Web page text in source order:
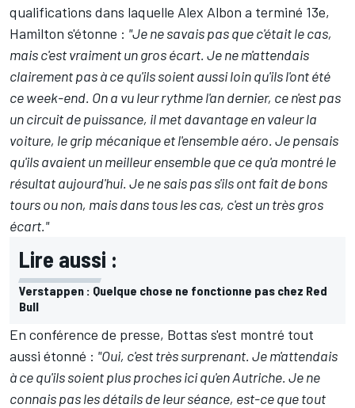
qualifications dans laquelle Alex Albon a terminé 13e,
Hamilton s'étonne : "Je ne savais pas que c'était le cas,
mais c'est vraiment un gros écart. Je ne m'attendais
clairement pas à ce qu'ils soient aussi loin qu'ils l'ont été
ce week-end. On a vu leur rythme l'an dernier, ce n'est pas
un circuit de puissance, il met davantage en valeur la
voiture, le grip mécanique et l'ensemble aéro. Je pensais
qu'ils avaient un meilleur ensemble que ce qu'a montré le
résultat aujourd'hui. Je ne sais pas s'ils ont fait de bons
tours ou non, mais dans tous les cas, c'est un très gros
écart."
Lire aussi :
Verstappen : Quelque chose ne fonctionne pas chez Red
Bull
En conférence de presse, Bottas s'est montré tout
aussi étonné : "Oui, c'est très surprenant. Je m'attendais
à ce qu'ils soient plus proches ici qu'en Autriche. Je ne
connais pas les détails de leur séance, est-ce que tout